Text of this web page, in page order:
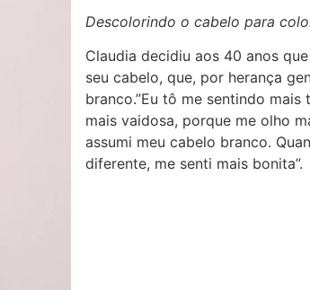
Descolorindo o cabelo para
Claudia decidiu aos 40 anos
seu cabelo, que, por herança
branco.”Eu tô me sentindo mais
mais vaidosa, porque me olho
assumi meu cabelo branco.
diferente, me senti mais bonita”.